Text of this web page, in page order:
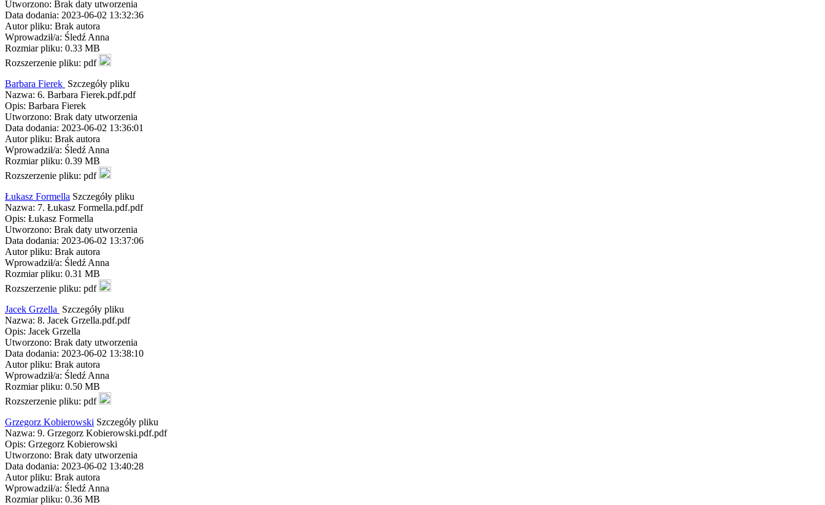
Utworzono: Brak daty utworzenia
Data dodania: 2023-06-02 13:32:36
Autor pliku: Brak autora
Wprowadził/a: Śledź Anna
Rozmiar pliku: 0.33 MB
Rozszerzenie pliku: pdf
Barbara Fierek Szczegóły pliku
Nazwa: 6. Barbara Fierek.pdf.pdf
Opis: Barbara Fierek
Utworzono: Brak daty utworzenia
Data dodania: 2023-06-02 13:36:01
Autor pliku: Brak autora
Wprowadził/a: Śledź Anna
Rozmiar pliku: 0.39 MB
Rozszerzenie pliku: pdf
Łukasz Formella Szczegóły pliku
Nazwa: 7. Łukasz Formella.pdf.pdf
Opis: Łukasz Formella
Utworzono: Brak daty utworzenia
Data dodania: 2023-06-02 13:37:06
Autor pliku: Brak autora
Wprowadził/a: Śledź Anna
Rozmiar pliku: 0.31 MB
Rozszerzenie pliku: pdf
Jacek Grzella Szczegóły pliku
Nazwa: 8. Jacek Grzella.pdf.pdf
Opis: Jacek Grzella
Utworzono: Brak daty utworzenia
Data dodania: 2023-06-02 13:38:10
Autor pliku: Brak autora
Wprowadził/a: Śledź Anna
Rozmiar pliku: 0.50 MB
Rozszerzenie pliku: pdf
Grzegorz Kobierowski Szczegóły pliku
Nazwa: 9. Grzegorz Kobierowski.pdf.pdf
Opis: Grzegorz Kobierowski
Utworzono: Brak daty utworzenia
Data dodania: 2023-06-02 13:40:28
Autor pliku: Brak autora
Wprowadził/a: Śledź Anna
Rozmiar pliku: 0.36 MB